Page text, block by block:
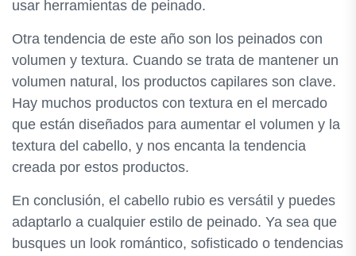
usar herramientas de peinado.
Otra tendencia de este año son los peinados con
volumen y textura. Cuando se trata de mantener un
volumen natural, los productos capilares son clave.
Hay muchos productos con textura en el mercado
que están diseñados para aumentar el volumen y la
textura del cabello, y nos encanta la tendencia
creada por estos productos.
En conclusión, el cabello rubio es versátil y puedes
adaptarlo a cualquier estilo de peinado. Ya sea que
busques un look romántico, sofisticado o tendencias